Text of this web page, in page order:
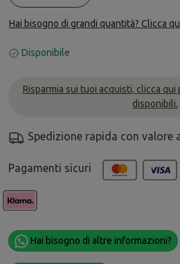
Hai bisogno di grandi quantità? Clicca
Disponibile
Risparmia sui tuoi acquisti, clicca
disponibili.
Spedizione rapida con valore
Pagamenti sicuri
Hai bisogno di altre informazioni?